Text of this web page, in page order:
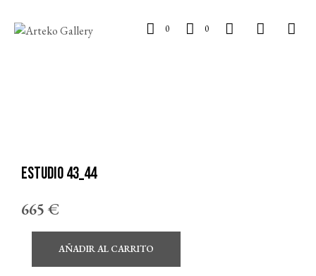
0 0
Estudio 43_44
665€
AÑADIR AL CARRITO